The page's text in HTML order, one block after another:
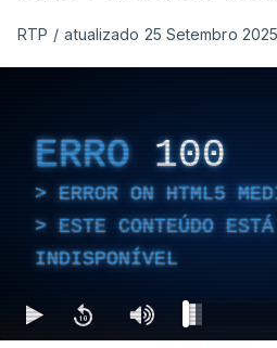
RTP / atualizado 25 Setembro
ERRO 100
ERROR ON HTML5
ESTE CONTEÚDO
INDISPONÍVEL